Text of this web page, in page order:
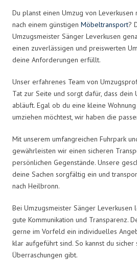
Du planst einen Umzug von Leverkusen
nach einem günstigen Möbeltransport?
Umzugsmeister Sänger Leverkusen
einen zuverlässigen und preiswerten
deine Anforderungen erfüllt.
Unser erfahrenes Team von
Tat zur Seite und sorgt dafür, dass dein
abläuft. Egal ob du eine kleine
umziehen möchtest, wir haben die
Mit unserem umfangreichen Fuhrpark
gewährleisten wir einen sicheren
persönlichen Gegenstände. Unsere
deine Sachen sorgfältig ein und
nach Heilbronn.
Bei Umzugsmeister Sänger
gute Kommunikation und Transparenz.
gerne im Vorfeld ein individuelles
klar aufgeführt sind. So kannst du sicher
Überraschungen gibt.